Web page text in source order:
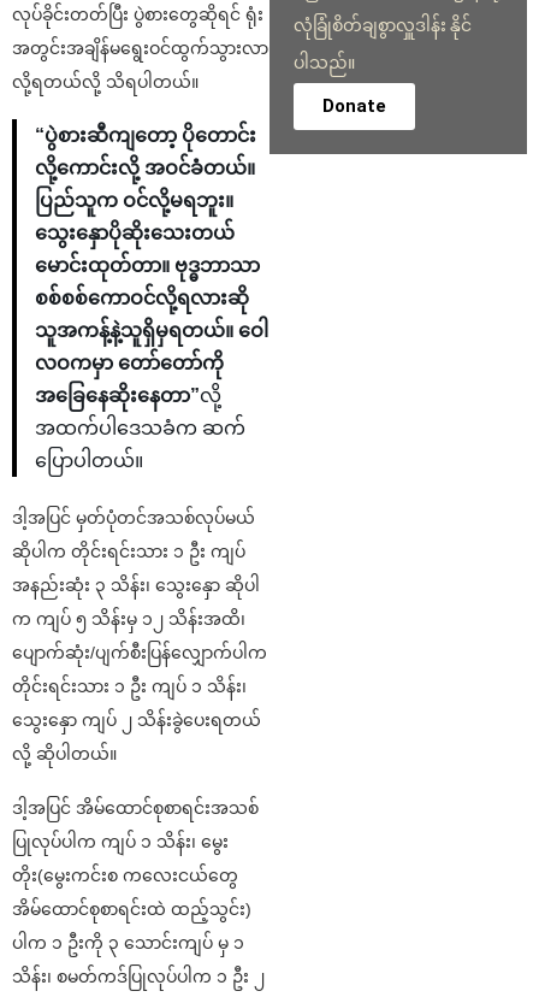
လုပ်ခိုင်းတတ်ပြီး ပွဲစားတွေဆိုရင် ရုံး
အတွင်းအချိန်မရွေးဝင်ထွက်သွားလာ
လို့ရတယ်လို့ သိရပါတယ်။
“ပွဲစားဆီကျတော့ ပိုတောင်း
လို့ကောင်းလို့ အဝင်ခံတယ်။
ပြည်သူက ဝင်လို့မရဘူး။
သွေးနှောပိုဆိုးသေးတယ်
မောင်းထုတ်တာ။ ဗုဒ္ဓဘာသာ
စစ်စစ်ကောဝင်လို့ရလားဆို
သူအကန့်နဲ့သူရှိမှရတယ်။ ဝေါ
လဝကမှာ တော်တော်ကို
အခြေနေဆိုးနေတာ”လို့
အထက်ပါဒေသခံက ဆက်
ပြောပါတယ်။
ဒါ့အပြင် မှတ်ပုံတင်အသစ်လုပ်မယ်
ဆိုပါက တိုင်းရင်းသား ၁ ဦး ကျပ်
အနည်းဆုံး ၃ သိန်း၊ သွေးနှော ဆိုပါ
က ကျပ် ၅ သိန်းမှ ၁၂ သိန်းအထိ၊
ပျောက်ဆုံး/ပျက်စီးပြန်လျှောက်ပါက
တိုင်းရင်းသား ၁ ဦး ကျပ် ၁ သိန်း၊
သွေးနှော ကျပ် ၂ သိန်းခွဲပေးရတယ်
လို့ ဆိုပါတယ်။
ဒါ့အပြင် အိမ်ထောင်စုစာရင်းအသစ်
ပြုလုပ်ပါက ကျပ် ၁ သိန်း၊ မွေး
တိုး(မွေးကင်းစ ကလေးငယ်တွေ
အိမ်ထောင်စုစာရင်းထဲ ထည့်သွင်း)
ပါက ၁ ဦးကို ၃ သောင်းကျပ် မှ ၁
သိန်း၊ စမတ်ကဒ်ပြုလုပ်ပါက ၁ ဦး ၂
လုံခြုံစိတ်ချစွာလှူဒါန်း နိုင်
ပါသည်။
Donate